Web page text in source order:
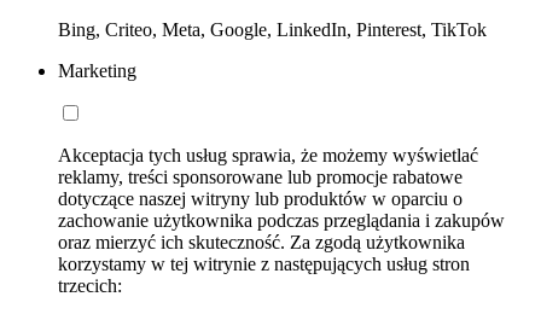
Bing, Criteo, Meta, Google, LinkedIn, Pinterest, TikTok
Marketing
Akceptacja tych usług sprawia, że możemy wyświetlać
reklamy, treści sponsorowane lub promocje rabatowe
dotyczące naszej witryny lub produktów w oparciu o
zachowanie użytkownika podczas przeglądania i zakupów
oraz mierzyć ich skuteczność. Za zgodą użytkownika
korzystamy w tej witrynie z następujących usług stron
trzecich: